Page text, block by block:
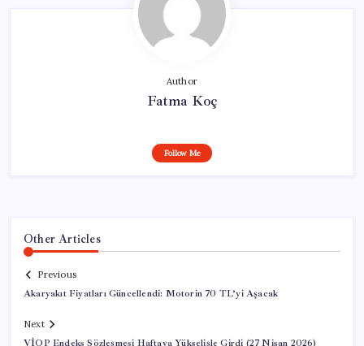
Author
Fatma Koç
Follow Me
Other Articles
Previous
Akaryakıt Fiyatları Güncellendi: Motorin 70 TL’yi Aşacak
Next
VİOP Endeks Sözleşmesi Haftaya Yükselişle Girdi (27 Nisan 2026)